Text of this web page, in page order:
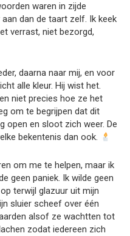
waren in zijde
dan de taart zelf. Ik keek
verrast, niet bezorgd,
daarna naar mij, en voor
alle kleur. Hij wist het.
niet precies hoe ze het
om te begrijpen dat dit
open en sloot zich weer. De
bekentenis dan ook.
om me te helpen, maar ik
geen paniek. Ik wilde geen
terwijl glazuur uit mijn
sluier scheef over één
alsof ze wachtten tot
zodat iedereen zich